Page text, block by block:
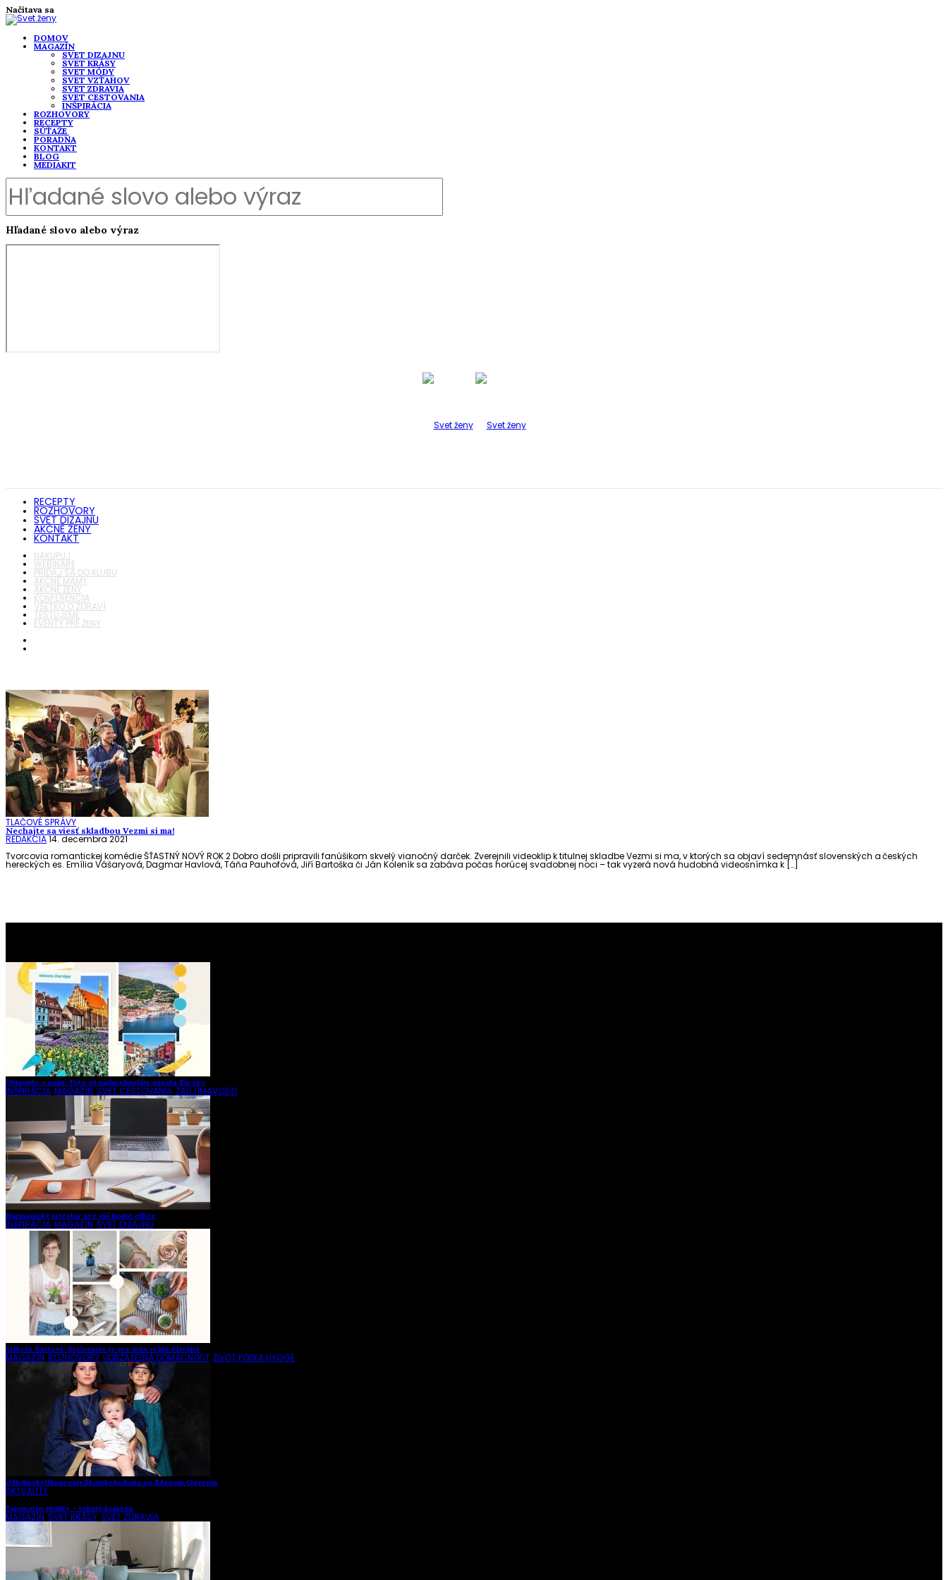
Načítava sa
DOMOV
MAGAZÍN
SVET DIZAJNU
SVET KRÁSY
SVET MÓDY
SVET VZŤAHOV
SVET ZDRAVIA
SVET CESTOVANIA
INŠPIRÁCIA
ROZHOVORY
RECEPTY
SÚŤAŽE
PORADŇA
KONTAKT
BLOG
MEDIAKIT
Hľadané slovo alebo výraz
RECEPTY
ROZHOVORY
SVET DIZAJNU
AKČNÉ ŽENY
KONTAKT
NAKUPUJ
WEBINÁRE
PRIDAJ SA DO KLUBU
AKČNÉ MAMY
AKČNÉ ŽENY
KONFERENCIA
VŠETKO O ZDRAVÍ
TESTUJEME
EVENTY PRE ŽENY
TLAČOVÉ SPRÁVY
Nechajte sa viesť skladbou Vezmi si ma!
REDAKCIA14. decembra 2021
Tvorcovia romantickej komédie ŠŤASTNÝ NOVÝ ROK 2 Dobro došli pripravili fanúšikom skvelý vianočný darček. Zverejnili videoklip k titulnej skladbe Vezmi si ma, v ktorých sa objaví sedemnásť slovenských a českých
hereckých es. Emília Vášaryová, Dagmar Havlová, Táňa Pauhofová, Jiří Bartoška či Ján Koleník sa zabáva počas horúcej svadobnej noci – tak vyzerá nová hudobná videosnímka k […]
Objavujte s nami: Toto sú najfarebnejšie miesta Európy
INŠPIRÁCIA MAGAZÍN SVET CESTOVANIA ZAUJÍMAVOSTI
Harmonický priestor pre váš home office
INŠPIRÁCIA MAGAZÍN SVET DIZAJNU
Alžbeta Bartová: Stolovanie je pre mňa veľmi dôležité
MAGAZÍN ROZHOVORY UDRŽATEĽNÁ DOMÁCNOSŤ ŽIVOT PODĽA HYGGE
#HrdinskeUkoncenieSkolskehoRoka so Zdenom Cígerom
AKTUALITY
Tajomstvo vitality – tekutý kolagén
MAGAZÍN SVET KRÁSY SVET ZDRAVIA